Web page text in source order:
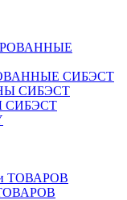
СИБЭСТ
СИБЭСТ